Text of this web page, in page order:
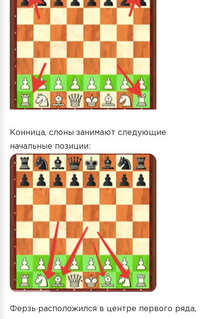
Конница, слоны занимают следующие
начальные позиции:
Ферзь расположился в центре первого ряда,